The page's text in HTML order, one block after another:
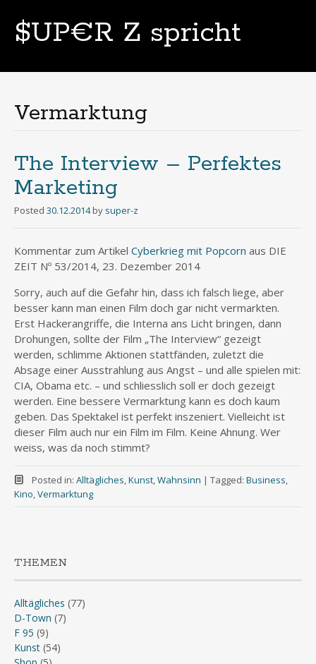
$UP€R Z spricht
Vermarktung
The Interview – Perfektes
Marketing
Posted 30.12.2014 by super-z
Kommentar zum Artikel Cyberkrieg mit Popcorn aus DIE
ZEIT Nº 53/2014, 23. Dezember 2014
Sorry, auch auf die Gefahr hin, dass ich falsch liege, aber
besser kann man einen Film doch gar nicht vermarkten.
Erst Hackerangriffe, die Interna ans Licht bringen, dann
Drohungen, sollte der Film „The Interview“ gezeigt
werden, schlimme Aktionen stattfänden, zuletzt die
Absage einer Ausstrahlung aus Angst – und alle spielen mit:
CIA, Obama etc. – und schliesslich soll er doch gezeigt
werden. Eine bessere Vermarktung kann es doch kaum
geben. Das Spektakel ist perfekt inszeniert. Vielleicht ist
dieser Film auch nur ein Film im Film. Keine Ahnung. Wer
weiss, was da noch stimmt?
Posted in: Alltägliches,Kunst,Wahnsinn | Tagged: Business,
Kino,Vermarktung
THEMEN
Alltägliches (77)
D-Town (7)
F 95 (9)
Kunst (54)